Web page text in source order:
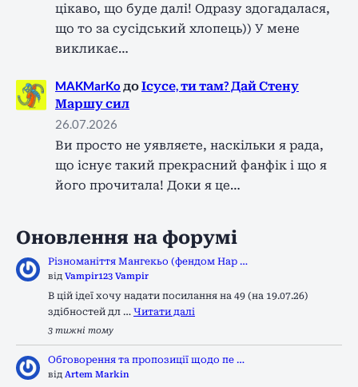
цікаво, що буде далі! Одразу здогадалася,
що то за сусідський хлопець)) У мене
викликає…
MAKMarKo доІсусе, ти там? Дай Стену
Маршу сил
26.07.2026
Ви просто не уявляєте, наскільки я рада,
що існує такий прекрасний фанфік і що я
його прочитала! Доки я це…
Оновлення на форумі
Різноманіття Мангекьо (фендом Нар …
від Vampir123 Vampir
В цій ідеї хочу надати посилання на 49 (на 19.07.26)
здібностей дл … Читати далі
3 тижні тому
Обговорення та пропозиції щодо пе …
від Artem Markin